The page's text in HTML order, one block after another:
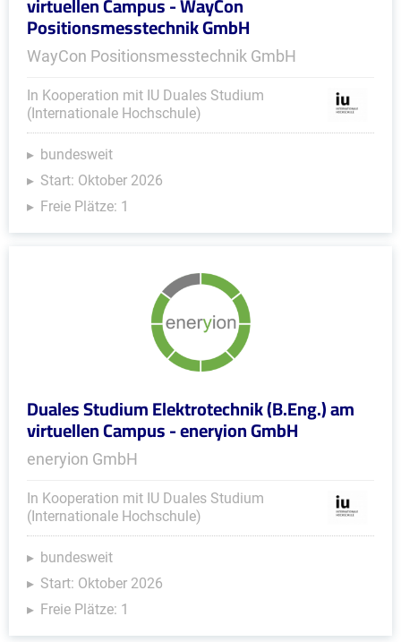
Positionsmesstechnik GmbH
WayCon Positionsmesstechnik GmbH
In Kooperation mit IU Duales Studium
(Internationale Hochschule)
bundesweit
Start: Oktober 2026
Freie Plätze: 1
Duales Studium Elektrotechnik (B.Eng.) am
virtuellen Campus - eneryion GmbH
eneryion GmbH
In Kooperation mit IU Duales Studium
(Internationale Hochschule)
bundesweit
Start: Oktober 2026
Freie Plätze: 1